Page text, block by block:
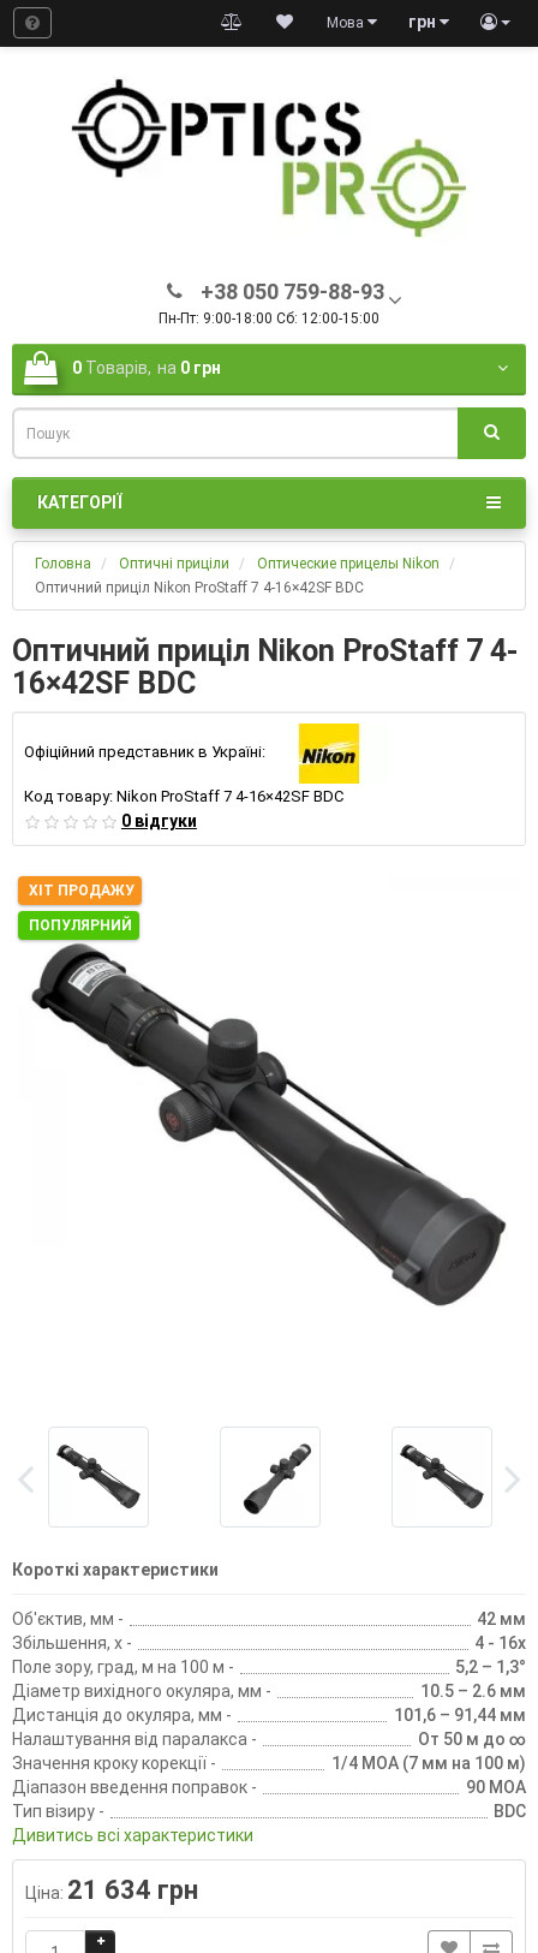
грн
Мова
+38 050 759-88-93
Пн-Пт: 9:00-18:00 Сб: 12:00-15:00
0 Товарів, на 0 грн
КАТЕГОРІЇ
Головна Оптичні приціли
Оптические прицелы Nikon
Оптичний приціл Nikon ProStaff 7 4-16×42SF BDC
Оптичний приціл Nikon ProStaff 7 4-
16×42SF BDC
Офіційний представник в Україні:
Код товару: Nikon ProStaff 7 4-16×42SF BDC
0 відгуки
ХІТ ПРОДАЖУ
ПОПУЛЯРНИЙ
Короткі характеристики
Об'єктив, мм -
42 мм
Збільшення, х -
4 - 16x
Поле зору, град, м на 100 м -
5,2 – 1,3°
Діаметр вихідного окуляра, мм -
10.5 – 2.6 мм
Дистанція до окуляра, мм -
101,6 – 91,44 мм
Налаштування від паралакса -
От 50 м до ∞
Значення кроку корекції -
1/4 MOA (7 мм на 100 м)
Діапазон введення поправок -
90 MOA
Тип візиру -
BDC
Дивитись всі характеристики
Ціна: 21 634 грн